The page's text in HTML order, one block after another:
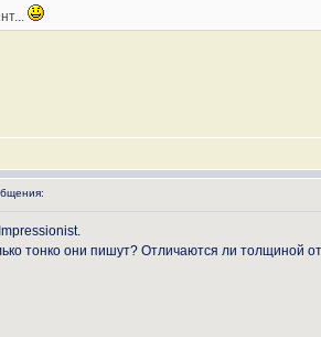
тонко они пишут? Отличаются ли толщиной